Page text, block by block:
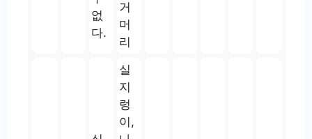
없
다.
거
머
리
실
지
렁
이,